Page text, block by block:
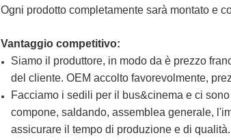
Ogni prodotto completamente sarà montato e
Vantaggio competitivo:
Siamo il produttore, in modo da è prezzo
del cliente. OEM accolto favorevolmente,
Facciamo i sedili per il bus&cinema e ci
compone, saldando, assemblea generale,
assicurare il tempo di produzione e di qualità.